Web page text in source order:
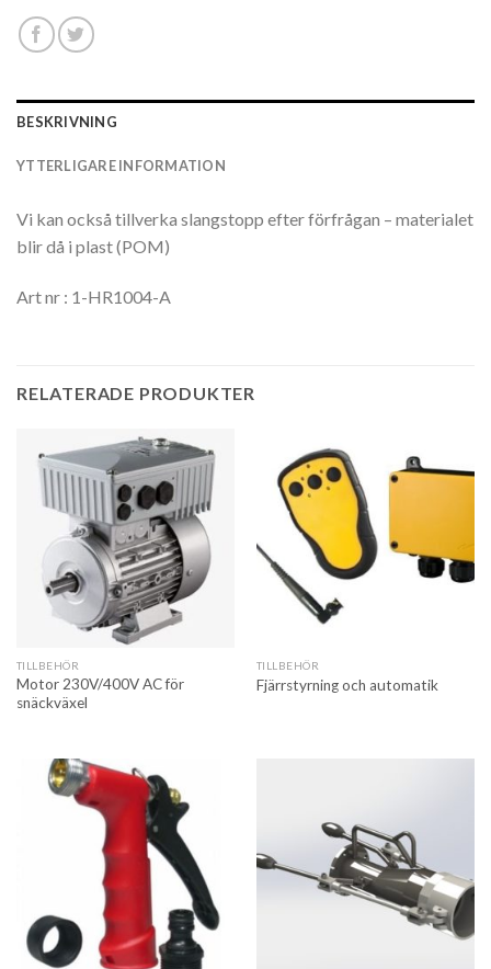
BESKRIVNING
YTTERLIGARE INFORMATION
Vi kan också tillverka slangstopp efter förfrågan – materialet
blir då i plast (POM)
Art nr : 1-HR1004-A
RELATERADE PRODUKTER
TILLBEHÖR
Motor 230V/400V AC för
snäckväxel
TILLBEHÖR
Fjärrstyrning och automatik